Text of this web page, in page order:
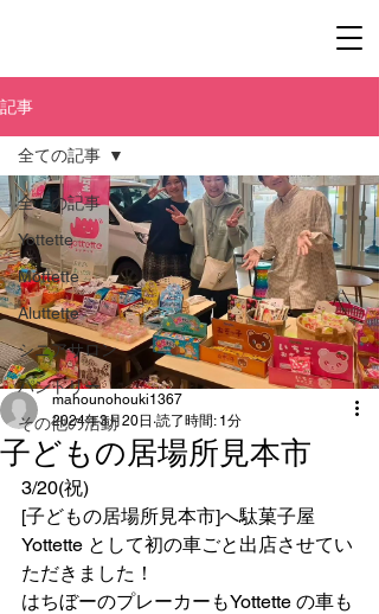
記事
全ての記事
Yottette
Mottette
Aluttette
シニアサロン
パントリー
その他の活動
全ての記事
子どもの居場所見本市
mahounohouki1367
2024年3月20日 読了時間: 1分
3/20(祝)
[子どもの居場所見本市]へ駄菓子屋
Yottette として初の車ごと出店させてい
ただきました！
はちぼーのプレーカーもYottette の車も